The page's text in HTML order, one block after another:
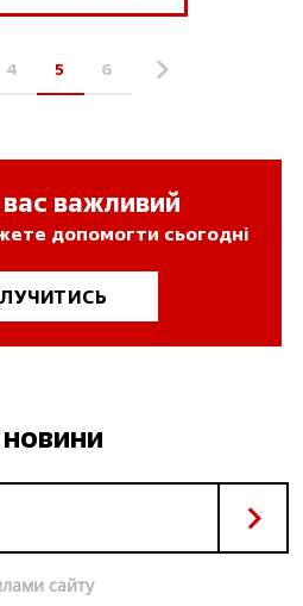
4 5 6 »
важливий
допомогти сьогодні
сайту